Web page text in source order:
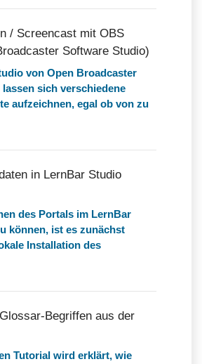
/ Screencast mit OBS
Software Studio)
von Open Broadcaster
sich verschiedene
aufzeichnen, egal ob von zu
in LernBar Studio
des Portals im LernBar
können, ist es zunächst
Installation des
Begriffen aus der
Tutorial wird erklärt, wie